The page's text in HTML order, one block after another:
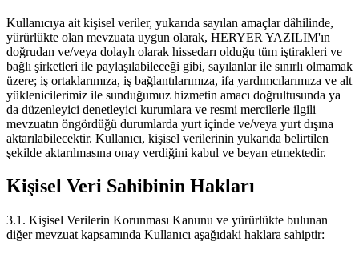
Kullanıcıya ait kişisel veriler, yukarıda sayılan amaçlar dâhilinde,
yürürlükte olan mevzuata uygun olarak, HERYER YAZILIM'ın
doğrudan ve/veya dolaylı olarak hissedarı olduğu tüm iştirakleri ve
bağlı şirketleri ile paylaşılabileceği gibi, sayılanlar ile sınırlı olmamak
üzere; iş ortaklarımıza, iş bağlantılarımıza, ifa yardımcılarımıza ve alt
yüklenicilerimiz ile sunduğumuz hizmetin amacı doğrultusunda ya
da düzenleyici denetleyici kurumlara ve resmi mercilerle ilgili
mevzuatın öngördüğü durumlarda yurt içinde ve/veya yurt dışına
aktarılabilecektir. Kullanıcı, kişisel verilerinin yukarıda belirtilen
şekilde aktarılmasına onay verdiğini kabul ve beyan etmektedir.
Kişisel Veri Sahibinin Hakları
3.1. Kişisel Verilerin Korunması Kanunu ve yürürlükte bulunan
diğer mevzuat kapsamında Kullanıcı aşağıdaki haklara sahiptir: